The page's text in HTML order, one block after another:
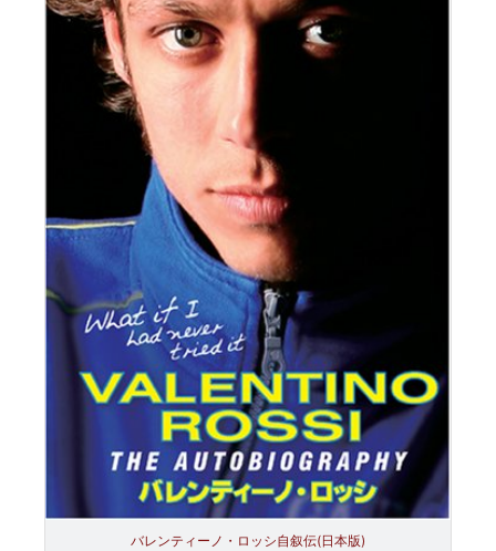
バレンティーノ・ロッシ自叙伝(日本版)